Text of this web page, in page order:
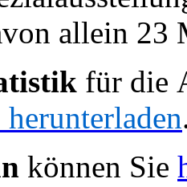
allein 23
für die
herunterladen
können Sie